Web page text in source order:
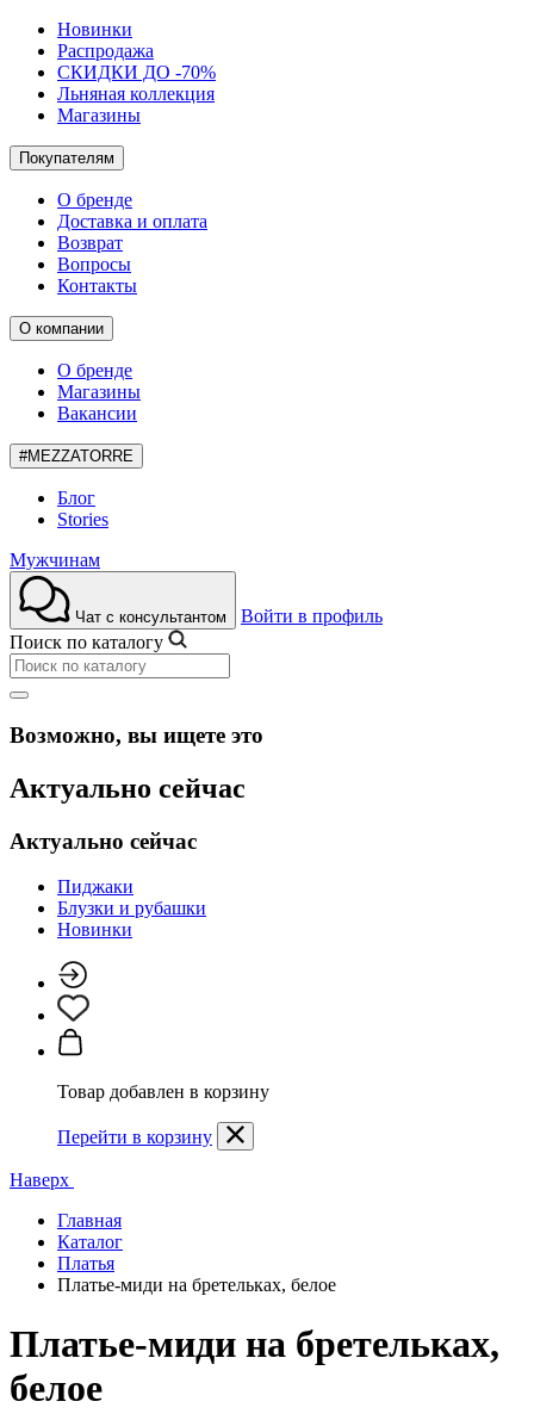
Новинки
Распродажа
СКИДКИ ДО -70%
Льняная коллекция
Магазины
Покупателям
О бренде
Доставка и оплата
Возврат
Вопросы
Контакты
О компании
О бренде
Магазины
Вакансии
#MEZZATORRE
Блог
Stories
Мужчинам
Чат с консультантом
Войти в профиль
Поиск по каталогу
Возможно, вы ищете это
Актуально сейчас
Актуально сейчас
Пиджаки
Блузки и рубашки
Новинки
Товар добавлен в корзину
Перейти в корзину
Наверх
Главная
Каталог
Платья
Платье-миди на бретельках, белое
Платье-миди на бретельках,
белое